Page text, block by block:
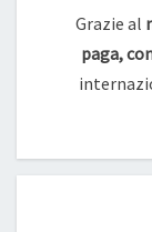
Grazie al
paga,